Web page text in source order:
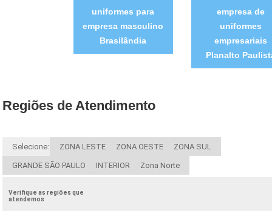
uniformes para
empresa masculino
Brasilândia
empresa de
uniformes
empresariais
Planalto
Regiões de Atendimento
Selecione: ZONA LESTE ZONA OESTE ZONA SUL
GRANDE SÃO PAULO INTERIOR Zona Norte
Verifique as regiões que
atendemos